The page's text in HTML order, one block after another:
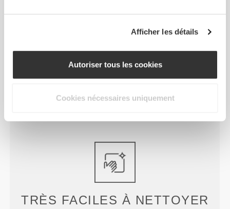
Afficher les détails
Autoriser tous les cookies
Cookies nécessaires uniquement
POUR LES ACTIVITÉS DE
La technologie Revofoam est résistante à l'eau et
TRÈS FACILES À NETTOYER